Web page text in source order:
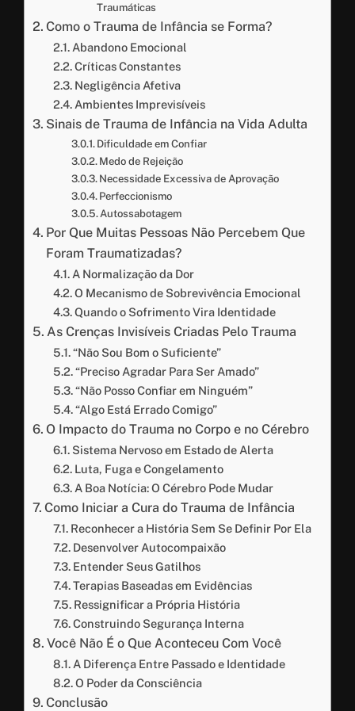
Traumáticas
Como o Trauma de Infância se Forma?
Abandono Emocional
Críticas Constantes
Negligência Afetiva
Ambientes Imprevisíveis
Sinais de Trauma de Infância na Vida Adulta
Dificuldade em Confiar
Medo de Rejeição
Necessidade Excessiva de Aprovação
Perfeccionismo
Autossabotagem
Por Que Muitas Pessoas Não Percebem Que
Foram Traumatizadas?
A Normalização da Dor
O Mecanismo de Sobrevivência Emocional
Quando o Sofrimento Vira Identidade
As Crenças Invisíveis Criadas Pelo Trauma
“Não Sou Bom o Suficiente”
“Preciso Agradar Para Ser Amado”
“Não Posso Confiar em Ninguém”
“Algo Está Errado Comigo”
O Impacto do Trauma no Corpo e no Cérebro
Sistema Nervoso em Estado de Alerta
Luta, Fuga e Congelamento
A Boa Notícia: O Cérebro Pode Mudar
Como Iniciar a Cura do Trauma de Infância
Reconhecer a História Sem Se Definir Por Ela
Desenvolver Autocompaixão
Entender Seus Gatilhos
Terapias Baseadas em Evidências
Ressignificar a Própria História
Construindo Segurança Interna
Você Não É o Que Aconteceu Com Você
A Diferença Entre Passado e Identidade
O Poder da Consciência
Conclusão